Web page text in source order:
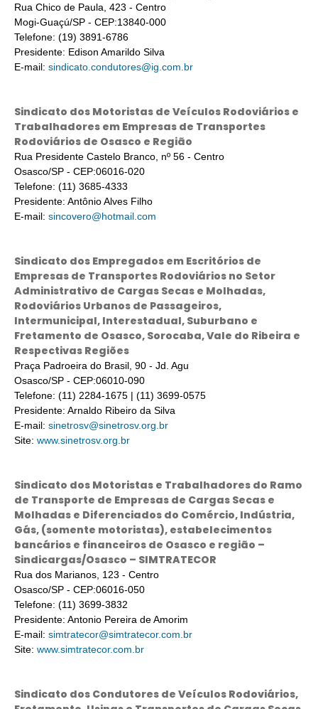
Rua Chico de Paula, 423 - Centro
Mogi-Guaçú/SP - CEP:13840-000
Telefone: (19) 3891-6786
Presidente: Edison Amarildo Silva
E-mail: sindicato.condutores@ig.com.br
Sindicato dos Motoristas de Veículos Rodoviários e
Trabalhadores em Empresas de Transportes
Rodoviários de Osasco e Região
Rua Presidente Castelo Branco, nº 56 - Centro
Osasco/SP - CEP:06016-020
Telefone: (11) 3685-4333
Presidente: Antônio Alves Filho
E-mail: sincovero@hotmail.com
Sindicato dos Empregados em Escritórios de
Empresas de Transportes Rodoviários no Setor
Administrativo de Cargas Secas e Molhadas,
Rodoviários Urbanos de Passageiros,
Intermunicipal, Interestadual, Suburbano e
Fretamento de Osasco, Sorocaba, Vale do Ribeira e
Respectivas Regiões
Praça Padroeira do Brasil, 90 - Jd. Agu
Osasco/SP - CEP:06010-090
Telefone: (11) 2284-1675 | (11) 3699-0575
Presidente: Arnaldo Ribeiro da Silva
E-mail: sinetrosv@sinetrosv.org.br
Site: www.sinetrosv.org.br
Sindicato dos Motoristas e Trabalhadores do Ramo
de Transporte de Empresas de Cargas Secas e
Molhadas e Diferenciados do Comércio, Indústria,
Gás, (somente motoristas), estabelecimentos
bancários e financeiros de Osasco e região –
Sindicargas/Osasco – SIMTRATECOR
Rua dos Marianos, 123 - Centro
Osasco/SP - CEP:06016-050
Telefone: (11) 3699-3832
Presidente: Antonio Pereira de Amorim
E-mail: simtratecor@simtratecor.com.br
Site: www.simtratecor.com.br
Sindicato dos Condutores de Veículos Rodoviários,